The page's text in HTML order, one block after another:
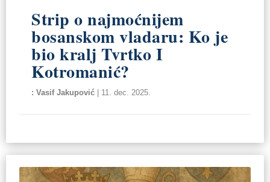
Strip o najmoćnijem
bosanskom vladaru: Ko je
bio kralj Tvrtko I
Kotromanić?
Vasif Jakupović 11. dec. 2025.